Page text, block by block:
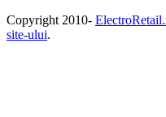
Copyright 2010-
site-ului.